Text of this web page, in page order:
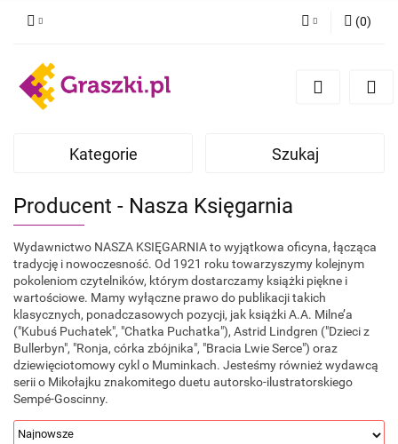
Zarejestruj się
Zgody cookies
(0)
Kategorie Szukaj
Producent - Nasza Księgarnia
Wydawnictwo NASZA KSIĘGARNIA to wyjątkowa oficyna, łącząca
tradycję i nowoczesność. Od 1921 roku towarzyszymy kolejnym
pokoleniom czytelników, którym dostarczamy książki piękne i
wartościowe. Mamy wyłączne prawo do publikacji takich
klasycznych, ponadczasowych pozycji, jak książki A.A. Milne’a
("Kubuś Puchatek", "Chatka Puchatka"), Astrid Lindgren ("Dzieci z
Bullerbyn", "Ronja, córka zbójnika", "Bracia Lwie Serce") oraz
dziewięciotomowy cykl o Muminkach. Jesteśmy również wydawcą
serii o Mikołajku znakomitego duetu autorsko-ilustratorskiego
Sempé-Goscinny.